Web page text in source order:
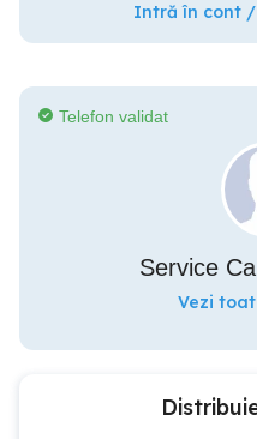
Intră în cont
Telefon validat
Service
Vezi